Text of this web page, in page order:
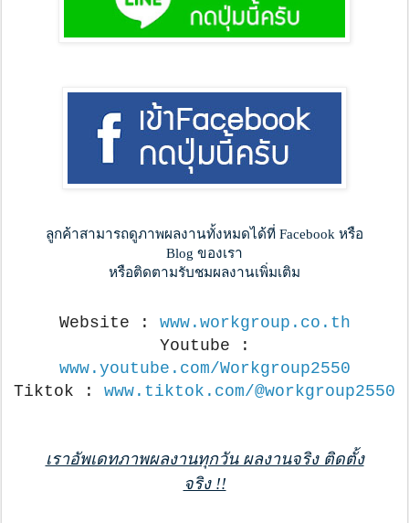
ลูกค้าสามารถดูภาพผลงานทั้งหมดได้ที่ Facebook หรือ
Blog ของเรา
หรือติดตามรับชมผลงานเพิ่มเติม
Website : www.workgroup.co.th
Youtube :
www.youtube.com/Workgroup2550
Tiktok : www.tiktok.com/@workgroup2550
เราอัพเดทภาพผลงานทุกวัน ผลงานจริง ติดตั้ง
จริง !!